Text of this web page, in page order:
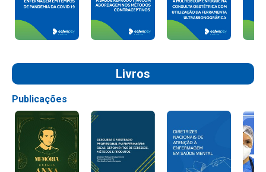
Livros
Publicações